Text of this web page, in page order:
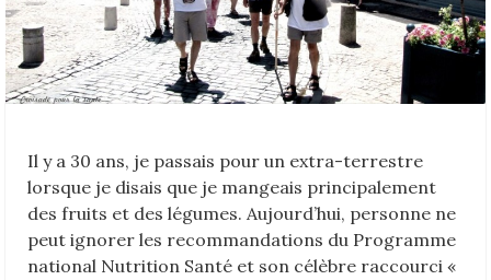
Il y a 30 ans, je passais pour un extra-terrestre
lorsque je disais que je mangeais principalement
des fruits et des légumes. Aujourd’hui, personne ne
peut ignorer les recommandations du Programme
national Nutrition Santé et son célèbre raccourci «